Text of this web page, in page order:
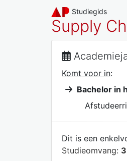
Studiegids
Supply
Komt voor in:
Bachelor in
Dit is een
Studieomvang: